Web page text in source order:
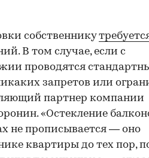
собственнику
В том случае, если с
проводятся
запретов или
партнер компании
«Остекление
не прописывается — оно
квартиры до тех пор,